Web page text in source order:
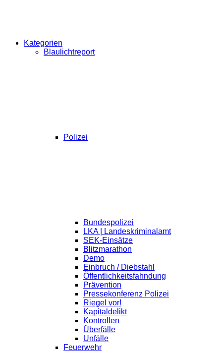
Kategorien
Blaulichtreport
Polizei
Bundespolizei
LKA | Landeskriminalamt
SEK-Einsätze
Blitzmarathon
Demo
Einbruch / Diebstahl
Öffentlichkeitsfahndung
Prävention
Pressekonferenz Polizei
Riegel vor!
Kapitaldelikt
Kontrollen
Überfälle
Unfälle
Feuerwehr